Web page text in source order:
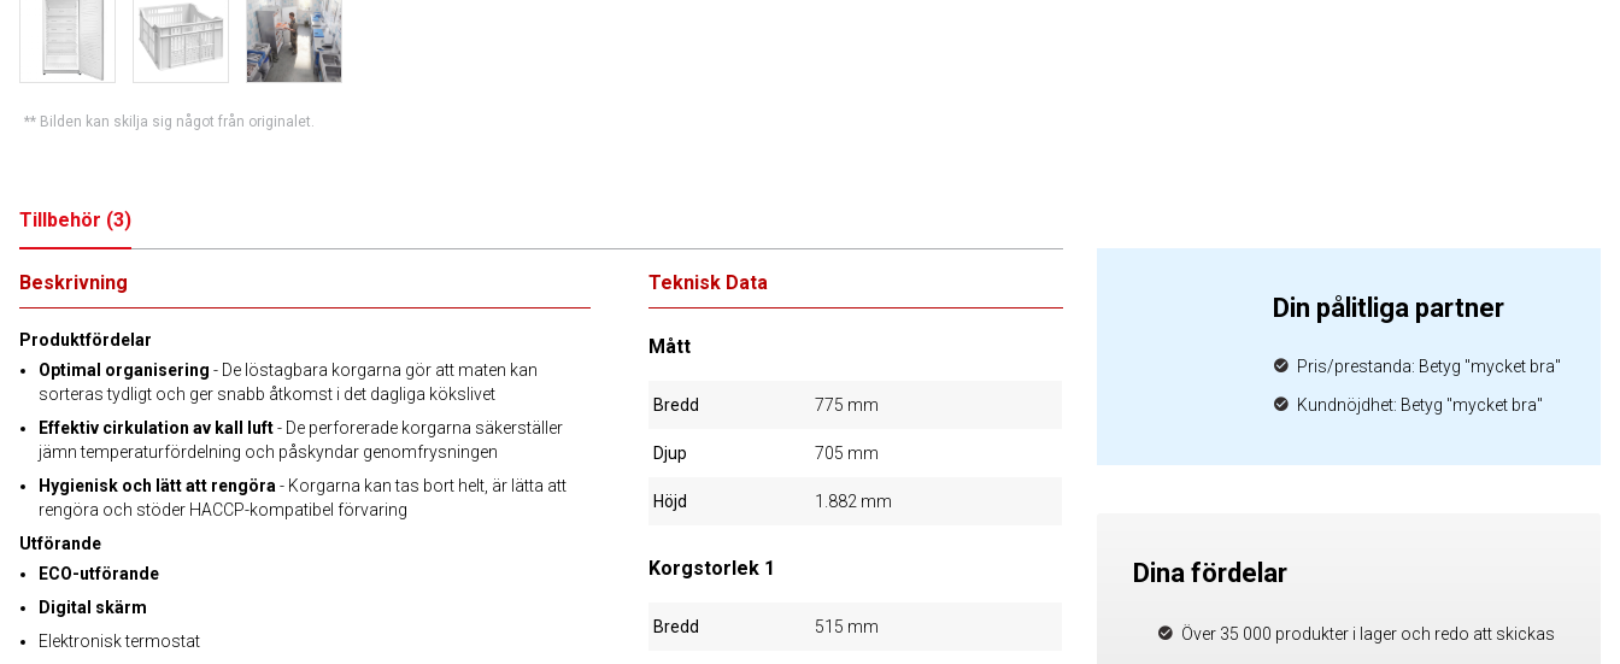
** Bilden kan skilja sig något från originalet.
Tillbehör (3)
Beskrivning
Produktfördelar
Optimal organisering - De löstagbara korgarna gör att maten kan
sorteras tydligt och ger snabb åtkomst i det dagliga kökslivet
Effektiv cirkulation av kall luft- De perforerade korgarna säkerställer
jämn temperaturfördelning och påskyndar genomfrysningen
Hygienisk och lätt att rengöra - Korgarna kan tas bort helt, är lätta att
rengöra och stöder HACCP-kompatibel förvaring
Utförande
ECO-utförande
Digital skärm
Elektronisk termostat
Teknisk Data
Mått
Bredd 775 mm
Djup 705 mm
Höjd 1.882 mm
Korgstorlek 1
Bredd 515 mm
Din pålitliga partner
Pris/prestanda: Betyg "mycket bra"
Kundnöjdhet: Betyg "mycket bra"
Dina fördelar
Över 35 000 produkter i lager och redo att skickas